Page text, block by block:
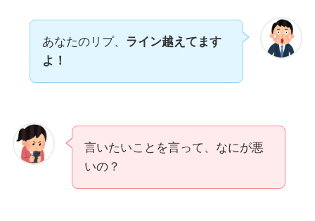
あなたのリプ、 ライン越えてます
よ！
言いたいことを言って、なにが悪
いの？